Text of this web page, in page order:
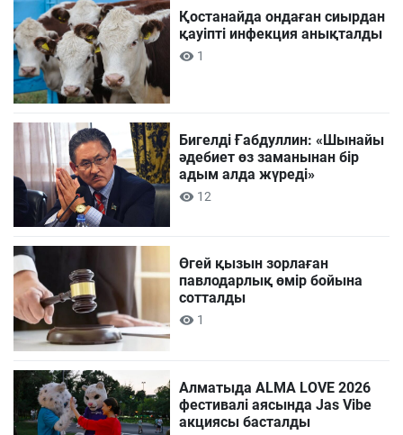
Қостанайда ондаған сиырдан
қауіпті инфекция анықталды
1
Бигелді Ғабдуллин: «Шынайы
әдебиет өз заманынан бір
адым алда жүреді»
12
Өгей қызын зорлаған
павлодарлық өмір бойына
сотталды
1
Алматыда ALMA LOVE 2026
фестивалі аясында Jas Vibe
акциясы басталды